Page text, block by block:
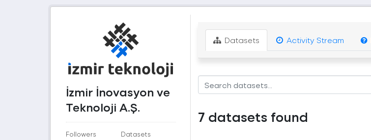
İzmir İnovasyon ve
Teknoloji A.Ş.
Followers Datasets
Datasets Activity Stream
7 datasets found